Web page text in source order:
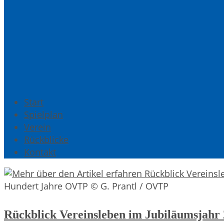
Start
Spielplan
Verein
Rückblicke
Kontakt
Hundert Jahre OVTP © G. Prantl / OVTP
Rückblick Vereinsleben im Jubiläumsjahr